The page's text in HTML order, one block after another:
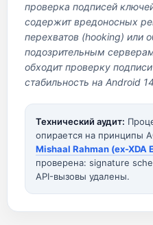
проверка подписей
содержит вредоносных
перехватов (hooking) или
подозрительным
обходит проверку
стабильность на Android
Технический аудит:
опирается на принципы
Mishaal Rahman (ex-XDA
проверена: signature
API-вызовы удалены.